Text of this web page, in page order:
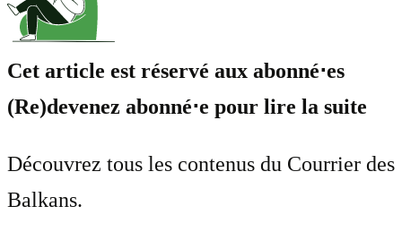
Cet article est réservé aux abonné⋅es
(Re)devenez abonné⋅e pour lire la suite
Découvrez tous les contenus du Courrier des
Balkans.